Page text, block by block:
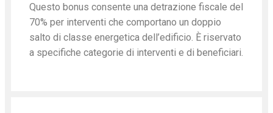
Questo bonus consente una detrazione fiscale del
70% per interventi che comportano un doppio
salto di classe energetica dell’edificio. È riservato
a specifiche categorie di interventi e di beneficiari.